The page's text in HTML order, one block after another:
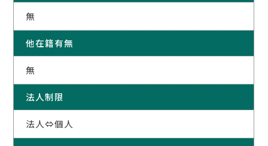
無
他在籍有無
無
法人制限
法人⇔個人